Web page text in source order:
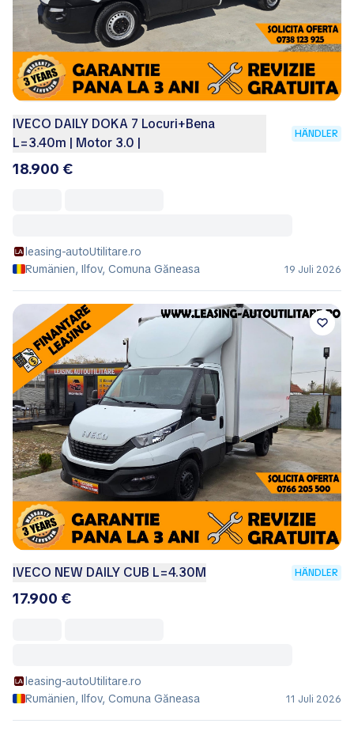
IVECO DAILY DOKA 7 Locuri+Bena
L=3.40m | Motor 3.0 |
HÄNDLER
18.900 €
leasing-autoUtilitare.ro
Rumänien, Ilfov, Comuna Găneasa
19 Juli 2026
IVECO NEW DAILY CUB L=4.30M HÄNDLER
17.900 €
leasing-autoUtilitare.ro
Rumänien, Ilfov, Comuna Găneasa
11 Juli 2026